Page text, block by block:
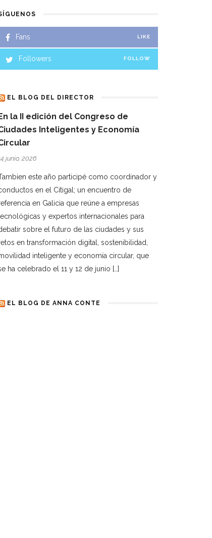
Fans LIKE
Followers FOLLOW
EL BLOG DEL DIRECTOR
la II edición del Congreso de
Inteligentes y Economía
junio, 2026
este año participé como coordinador y
en el Citigal; un encuentro de
en Galicia que reúne a empresas
y expertos internacionales para
sobre el futuro de las ciudades y sus
en transformación digital, sostenibilidad,
inteligente y economía circular, que
ha celebrado el 11 y 12 de junio […]
EL BLOG DE ANNA CONTE